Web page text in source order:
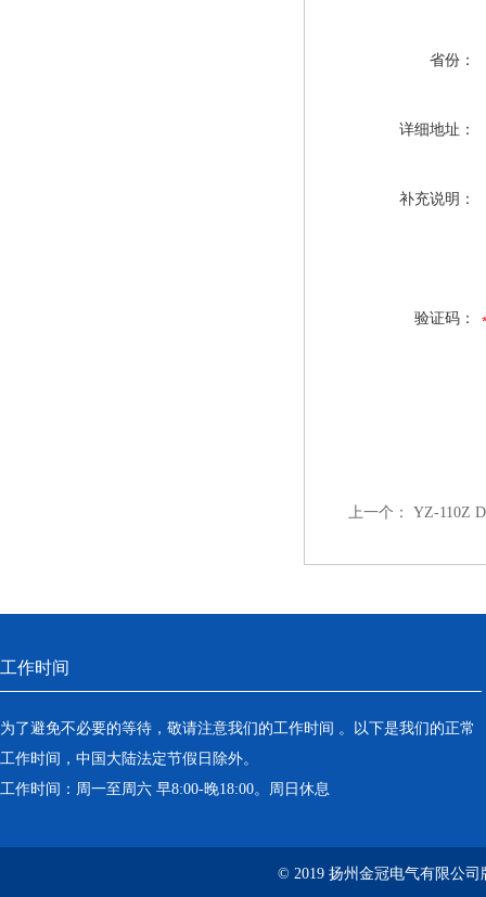
省份：
详细地址：
补充说明：
验证码：
上一个： YZ-110Z
工作时间
为了避免不必要的等待，敬请注意我们的工作时间 。以下是我们的正常
工作时间，中国大陆法定节假日除外。
工作时间：周一至周六 早8:00-晚18:00。周日休息
© 2019 扬州金冠电气有限公